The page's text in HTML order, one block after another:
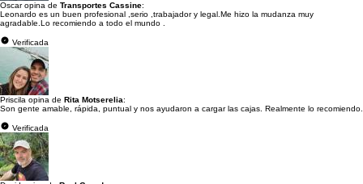
Oscar opina de Transportes Cassine:
Leonardo es un buen profesional ,serio ,trabajador y legal.Me hizo la mudanza muy
agradable.Lo recomiendo a todo el mundo .
Verificada
Priscila opina de Rita Motserelia:
Son gente amable, rápida, puntual y nos ayudaron a cargar las cajas. Realmente lo recomiendo.
Verificada